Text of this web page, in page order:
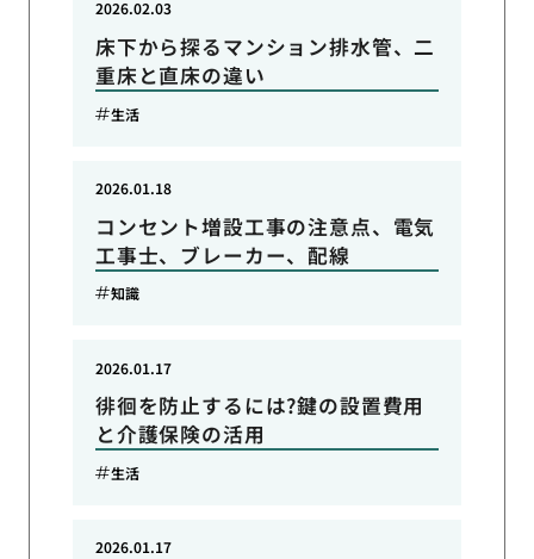
床下から探るマンション排水管、二
重床と直床の違い
2026.02.03
生活
コンセント増設工事の注意点、電気
工事士、ブレーカー、配線
2026.01.18
知識
徘徊を防止するには?鍵の設置費用
と介護保険の活用
2026.01.17
生活
2026.01.17